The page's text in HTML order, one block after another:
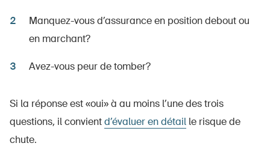
Manquez-vous d’assurance en position debout ou
en marchant?
Avez-vous peur de tomber?
Si la réponse est «oui» à au moins l’une des trois
questions, il convientd’évaluer en détail le risque de
chute.